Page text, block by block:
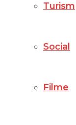
Turism
Social
Filme